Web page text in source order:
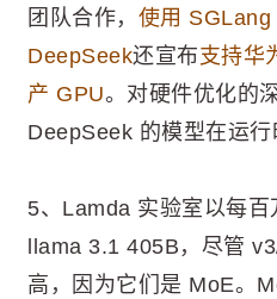
团队合作， 使用 SGLang
DeepSeek还宣布支持华
产 GPU。对硬件优化的
DeepSeek 的模型在运行
5、Lamda 实验室以每
llama 3.1 405B，尽管
高，因为它们是 MoE。